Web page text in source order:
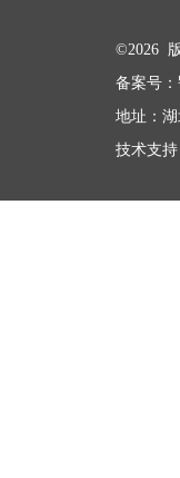
©2026
备案号：
地址：
技术支